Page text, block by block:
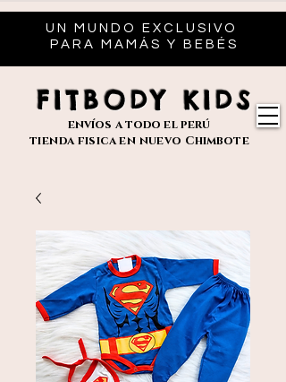
UN MUNDO EXCLUSIVO
PARA MAMÁS Y BEBÉS
FITBODY KIDS
envíos a todo el perú
tienda fisica en nuevo Chimbote